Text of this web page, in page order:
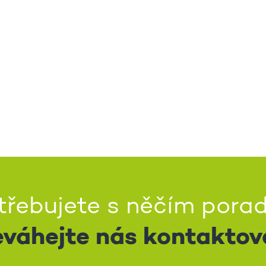
s něčím
nás